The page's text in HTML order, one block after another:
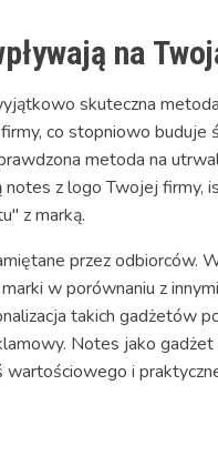
na
skuteczna
co stopniowo buduje
metoda na
z logo Twojej firmy,
z marką.
przez odbiorców.
w porównaniu z
takich gadżetów
Notes jako
wartościowego i